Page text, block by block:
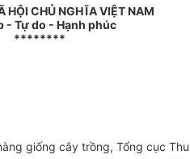
HỘI CHỦ NGHĨA VIỆT NAM
- Tự do - Hạnh phúc
********
giống cây trồng, Tổng cục